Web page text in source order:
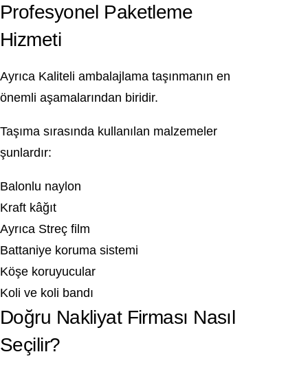
Profesyonel Paketleme
Hizmeti
Ayrıca Kaliteli ambalajlama taşınmanın en
önemli aşamalarından biridir.
Taşıma sırasında kullanılan malzemeler
şunlardır:
Balonlu naylon
Kraft kâğıt
Ayrıca Streç film
Battaniye koruma sistemi
Köşe koruyucular
Koli ve koli bandı
Doğru Nakliyat Firması Nasıl
Seçilir?